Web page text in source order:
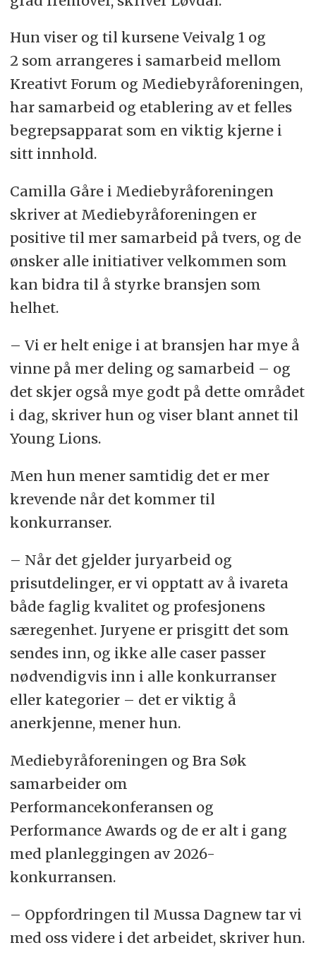
Hun viser og til kursene Veivalg 1 og
2 som arrangeres i samarbeid mellom
Kreativt Forum og Mediebyråforeningen,
har samarbeid og etablering av et felles
begrepsapparat som en viktig kjerne i
sitt innhold.
Camilla Gåre i Mediebyråforeningen
skriver at Mediebyråforeningen er
positive til mer samarbeid på tvers, og de
ønsker alle initiativer velkommen som
kan bidra til å styrke bransjen som
helhet.
– Vi er helt enige i at bransjen har mye å
vinne på mer deling og samarbeid – og
det skjer også mye godt på dette området
i dag, skriver hun og viser blant annet til
Young Lions.
Men hun mener samtidig det er mer
krevende når det kommer til
konkurranser.
– Når det gjelder juryarbeid og
prisutdelinger, er vi opptatt av å ivareta
både faglig kvalitet og profesjonens
særegenhet. Juryene er prisgitt det som
sendes inn, og ikke alle caser passer
nødvendigvis inn i alle konkurranser
eller kategorier – det er viktig å
anerkjenne, mener hun.
Mediebyråforeningen og Bra Søk
samarbeider om
Performancekonferansen og
Performance Awards og de er alt i gang
med planleggingen av 2026-
konkurransen.
– Oppfordringen til Mussa Dagnew tar vi
med oss videre i det arbeidet, skriver hun.